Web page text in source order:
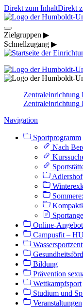
Direkt zum InhaltDirekt
Zielgruppen ▶
Schnellzugang ▶
Zentraleinrichtung
Zentraleinrichtung
Navigation
Sportprogramm
Nach
Adlershof
Online-
Campusfit –
Bildung
Prävention
Wettkampfsport
Studium und
Veranstaltungen